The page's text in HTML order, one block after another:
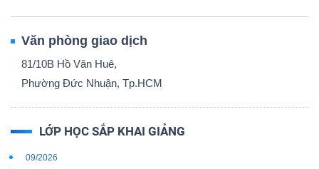
Văn phòng giao dịch
81/10B Hồ Văn Huê,
Phường Đức Nhuận, Tp.HCM
LỚP HỌC SẮP KHAI GIẢNG
09/2026